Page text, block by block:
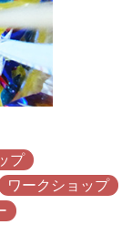
プ
ワークショップ